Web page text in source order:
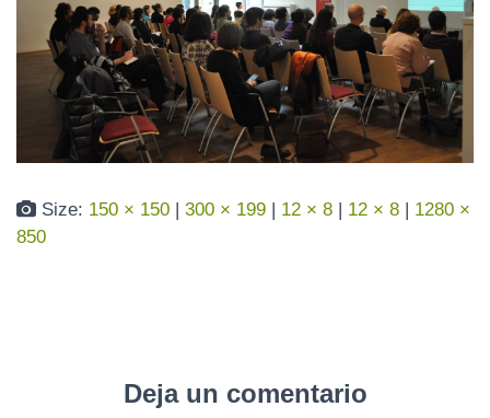
ulaxbOKJvd0dzT
o7ZekTk
Published byAicaraldaondiciembre 7, 2015
Size: 150 × 150 | 300 × 199 | 12 × 8 | 12 × 8 | 1280 ×
850
Deja un comentario